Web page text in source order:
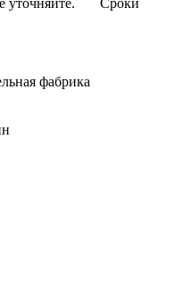
уточняйте.
Сроки
фабрика